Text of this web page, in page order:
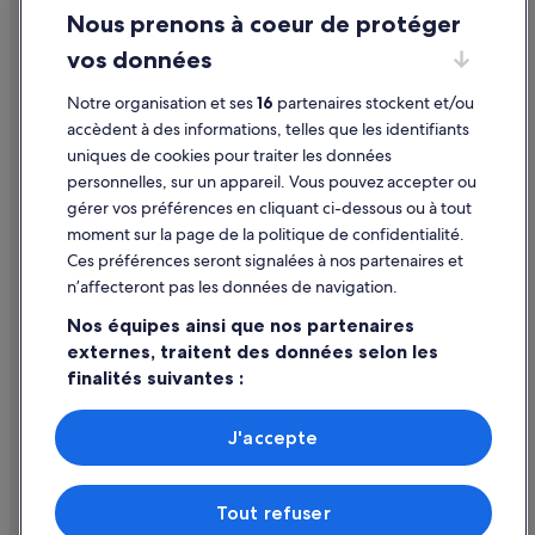
Hollywood : hôtels Hôtels pas chers
Aéroport international de Huntsville : hôtels à proximité
Houston : Appart’hôtels
Houston : Maison d’hôtes
Houston : hôtels Hôtels de plage
Houston : hôtels Hôtels de luxe
Houston : hôtels Hôtels pas chers
Houston : hôtels
Houston : Motels
Laceys Spring : Chambres d’hôtes
Mentions légales / Nous contacter
Directives de contenu et signalement de contenus
Aide
Assistance
Annuler votre vol
Annuler une réservation d'hôtel ou de location de vacances
Délais de remboursement
Documents de voyage internationaux
Parmi les moyens de paiement acceptés sur expedia.fr figurent :
American Express, Diner’s Club International, Mastercard, Visa, Visa
Electron, CartaSi, Carte Bleue, PayPal et Eurocard.
© 2026 Expedia, Inc., une entreprise d’Expedia Group. Tous droits
Nous prenons à coeur de protéger
vos données
Notre organisation et ses16 partenaires stockent et/ou
accèdent à des informations, telles que les identifiants
uniques de cookies pour traiter les données
personnelles, sur un appareil. Vous pouvez accepter ou
gérer vos préférences en cliquant ci-dessous ou à tout
moment sur la page de la politique de confidentialité.
Ces préférences seront signalées à nos partenaires et
n’affecteront pas les données de navigation.
Nos équipes ainsi que nos partenaires
externes, traitent des données selon les
finalités suivantes :
Utiliser des données de géolocalisation précises. Analyser
activement les caractéristiques de l’appareil pour
l’identification. Stocker et/ou accéder à des informations
mesure de performance des publicités et du contenu,
études d’audience et développement de services.
Tout refuser
J'accepte